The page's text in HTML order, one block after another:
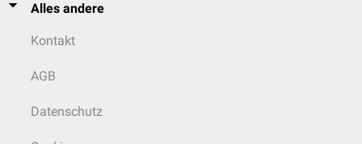
Alles andere
Kontakt
AGB
Datenschutz